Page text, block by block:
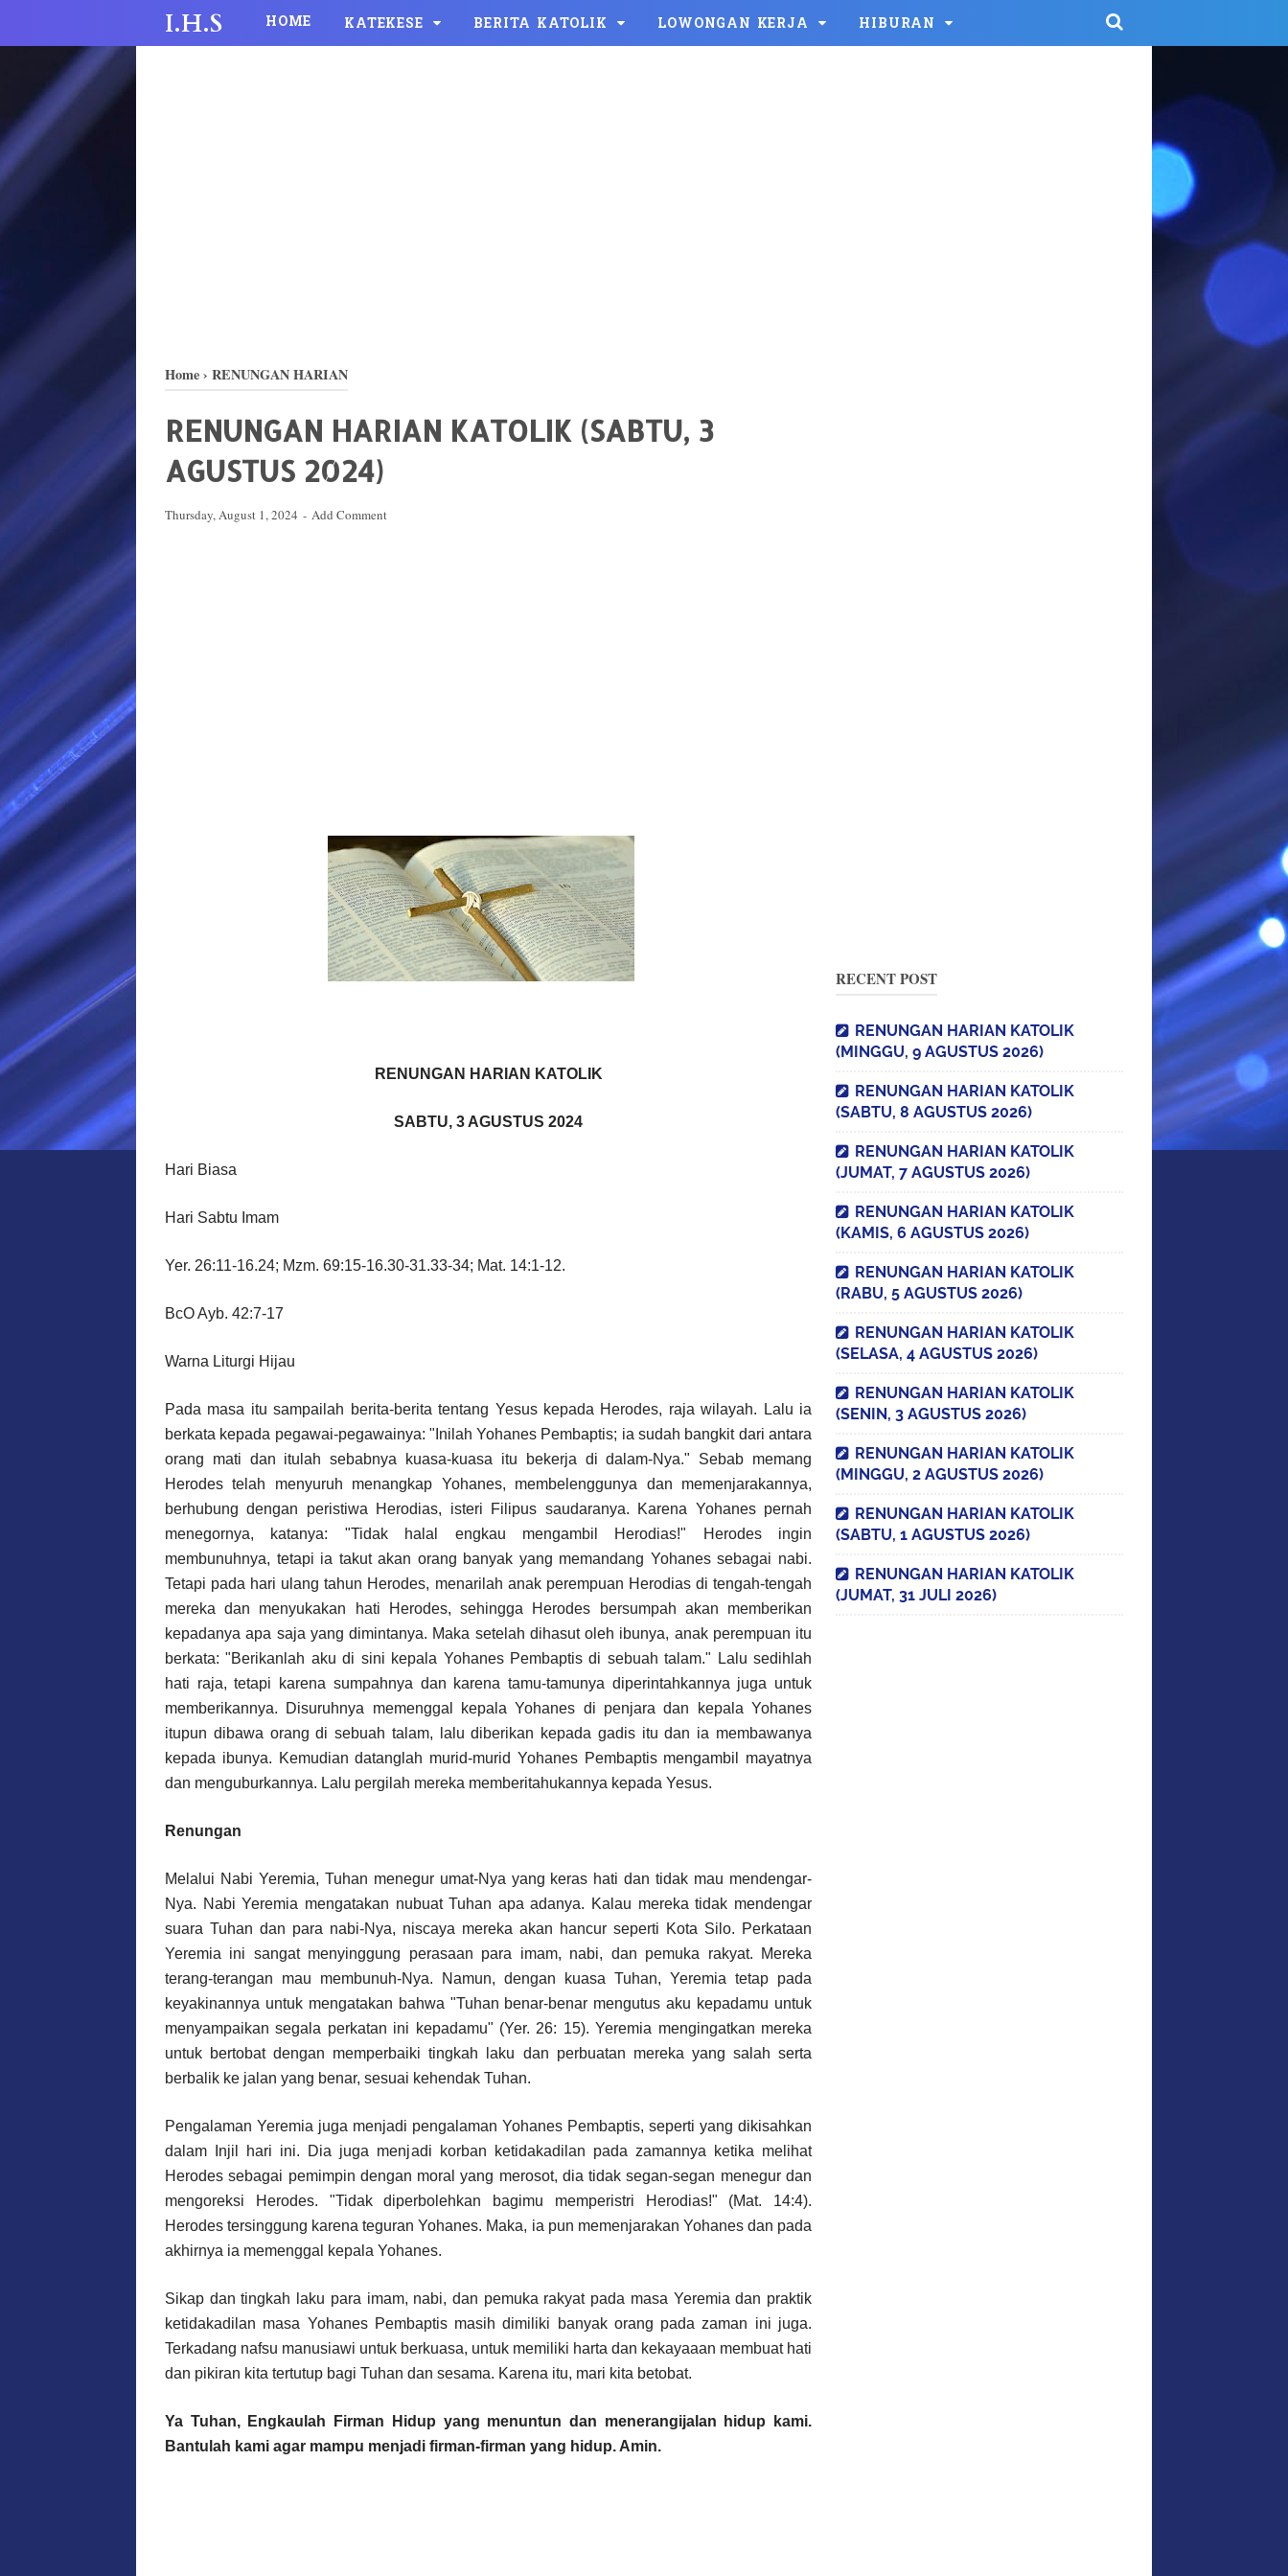
I.H.S HOME KATEKESE BERITA KATOLIK LOWONGAN KERJA HIBURAN
Home› RENUNGAN HARIAN
RENUNGAN HARIAN KATOLIK (SABTU, 3
AGUSTUS 2024)
Thursday, August 1, 2024 Add Comment
RENUNGAN HARIAN KATOLIK
SABTU, 3 AGUSTUS 2024
Hari Biasa
Hari Sabtu Imam
Yer. 26:11-16.24; Mzm. 69:15-16.30-31.33-34; Mat. 14:1-12.
BcO Ayb. 42:7-17
Warna Liturgi Hijau
Pada masa itu sampailah berita-berita tentang Yesus kepada Herodes, raja wilayah. Lalu ia
berkata kepada pegawai-pegawainya: "Inilah Yohanes Pembaptis; ia sudah bangkit dari antara
orang mati dan itulah sebabnya kuasa-kuasa itu bekerja di dalam-Nya." Sebab memang
Herodes telah menyuruh menangkap Yohanes, membelenggunya dan memenjarakannya,
berhubung dengan peristiwa Herodias, isteri Filipus saudaranya. Karena Yohanes pernah
menegornya, katanya: "Tidak halal engkau mengambil Herodias!" Herodes ingin
membunuhnya, tetapi ia takut akan orang banyak yang memandang Yohanes sebagai nabi.
Tetapi pada hari ulang tahun Herodes, menarilah anak perempuan Herodias di tengah-tengah
mereka dan menyukakan hati Herodes, sehingga Herodes bersumpah akan memberikan
kepadanya apa saja yang dimintanya. Maka setelah dihasut oleh ibunya, anak perempuan itu
berkata: "Berikanlah aku di sini kepala Yohanes Pembaptis di sebuah talam." Lalu sedihlah
hati raja, tetapi karena sumpahnya dan karena tamu-tamunya diperintahkannya juga untuk
memberikannya. Disuruhnya memenggal kepala Yohanes di penjara dan kepala Yohanes
itupun dibawa orang di sebuah talam, lalu diberikan kepada gadis itu dan ia membawanya
kepada ibunya. Kemudian datanglah murid-murid Yohanes Pembaptis mengambil mayatnya
dan menguburkannya. Lalu pergilah mereka memberitahukannya kepada Yesus.
Renungan
Melalui Nabi Yeremia, Tuhan menegur umat-Nya yang keras hati dan tidak mau mendengar-
Nya. Nabi Yeremia mengatakan nubuat Tuhan apa adanya. Kalau mereka tidak mendengar
suara Tuhan dan para nabi-Nya, niscaya mereka akan hancur seperti Kota Silo. Perkataan
Yeremia ini sangat menyinggung perasaan para imam, nabi, dan pemuka rakyat. Mereka
terang-terangan mau membunuh-Nya. Namun, dengan kuasa Tuhan, Yeremia tetap pada
keyakinannya untuk mengatakan bahwa "Tuhan benar-benar mengutus aku kepadamu untuk
menyampaikan segala perkatan ini kepadamu" (Yer. 26: 15). Yeremia mengingatkan mereka
untuk bertobat dengan memperbaiki tingkah laku dan perbuatan mereka yang salah serta
berbalik ke jalan yang benar, sesuai kehendak Tuhan.
Pengalaman Yeremia juga menjadi pengalaman Yohanes Pembaptis, seperti yang dikisahkan
dalam Injil hari ini. Dia juga menjadi korban ketidakadilan pada zamannya ketika melihat
Herodes sebagai pemimpin dengan moral yang merosot, dia tidak segan-segan menegur dan
mengoreksi Herodes. "Tidak diperbolehkan bagimu memperistri Herodias!" (Mat. 14:4).
Herodes tersinggung karena teguran Yohanes. Maka, ia pun memenjarakan Yohanes dan pada
akhirnya ia memenggal kepala Yohanes.
Sikap dan tingkah laku para imam, nabi, dan pemuka rakyat pada masa Yeremia dan praktik
ketidakadilan masa Yohanes Pembaptis masih dimiliki banyak orang pada zaman ini juga.
Terkadang nafsu manusiawi untuk berkuasa, untuk memiliki harta dan kekayaaan membuat hati
dan pikiran kita tertutup bagi Tuhan dan sesama. Karena itu, mari kita betobat.
Ya Tuhan, Engkaulah Firman Hidup yang menuntun dan menerangijalan hidup kami.
Bantulah kami agar mampu menjadi firman-firman yang hidup. Amin.
RECENT POST
RENUNGAN HARIAN KATOLIK
(MINGGU, 9 AGUSTUS 2026)
RENUNGAN HARIAN KATOLIK
(SABTU, 8 AGUSTUS 2026)
RENUNGAN HARIAN KATOLIK
(JUMAT, 7 AGUSTUS 2026)
RENUNGAN HARIAN KATOLIK
(KAMIS, 6 AGUSTUS 2026)
RENUNGAN HARIAN KATOLIK
(RABU, 5 AGUSTUS 2026)
RENUNGAN HARIAN KATOLIK
(SELASA, 4 AGUSTUS 2026)
RENUNGAN HARIAN KATOLIK
(SENIN, 3 AGUSTUS 2026)
RENUNGAN HARIAN KATOLIK
(MINGGU, 2 AGUSTUS 2026)
RENUNGAN HARIAN KATOLIK
(SABTU, 1 AGUSTUS 2026)
RENUNGAN HARIAN KATOLIK
(JUMAT, 31 JULI 2026)